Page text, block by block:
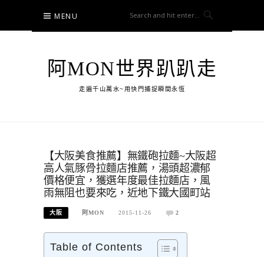
content
MENU
阿MON世界趴趴走
走遍千山萬水~用快門捕捉瞬間永恆
【大阪美食推薦】無鐵砲拉麵~大阪超
高人氣豚骨拉麵店推薦，湯頭超濃郁
價格便宜，獲選年度最佳拉麵店，風
雨無阻也要來吃，近地下鐵大國町站
大阪 阿MON 2015-11-26 2
Table of Contents